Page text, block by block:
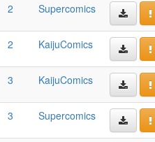
2 Supercomics
2 KaijuComics
3 KaijuComics
3 Supercomics